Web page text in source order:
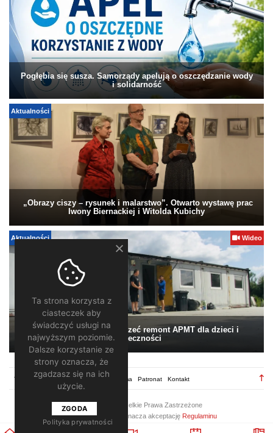
Pogłębia się susza. Samorządy apelują o oszczędzanie wody
i solidarność
Aktualności
„Obrazy ciszy – rysunek i malarstwo”. Otwarto wystawę prac
Iwony Biernackiej i Witolda Kubichy
Aktualności Wideo
Pomagamy. Warto wesprzeć remont APMT dla dzieci i
społeczności
Regulamin Redakcja Reklama Patronat Kontakt
2026 ©
/ Wszelkie Prawa Zastrzeżone
Korzystanie z portalu oznacza akceptację Regulaminu
Ta strona korzysta z
ciasteczek aby
świadczyć usługi na
najwyższym poziomie.
Dalsze korzystanie ze
strony oznacza, że
zgadzasz się na ich
użycie.
ZGODA
Polityka prywatności